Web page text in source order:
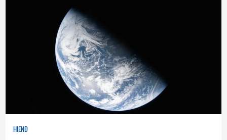
HIEND